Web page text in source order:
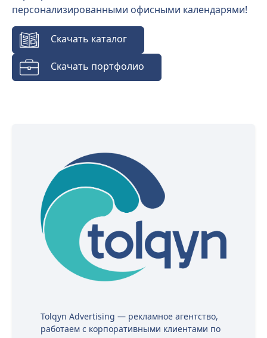
персонализированными офисными календарями!
Скачать каталог
Скачать портфолио
Tolqyn Advertising — рекламное агентство,
работаем с корпоративными клиентами по